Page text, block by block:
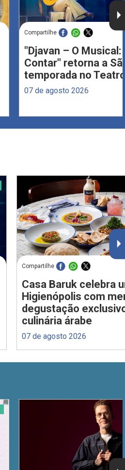
Compartilhe
"Djavan – O Musical:
Contar" retorna a
temporada no
07 de agosto 2026
Compartilhe
Casa Baruk celebra
Higienópolis com
degustação
culinária árabe
07 de agosto 2026